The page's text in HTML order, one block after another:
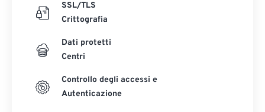
SSL/TLS
Crittografia
Dati protetti
Centri
Controllo degli accessi e
Autenticazione